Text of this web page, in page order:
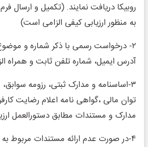
روبیکا دریافت نمایند. (تکمیل و ارسال
به منظور ارزیابی کیفی الزامی است)
۲- درخواست رسمی با ذکر شماره و
آدرس ایمیل، شماره تلفن ثابت و همراه
۳-اساسنامه و مدارک ثبتی، رزومه
توان مالی ،گواهی نامه اعلام رضایت
مدارک و مستندات مطابق دستورالعمل
۴-در صورت عدم ارائه مستندات مربوط به